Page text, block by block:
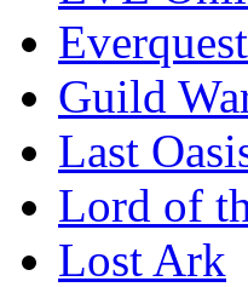
Guild
Last
Lord of
Lost Ark